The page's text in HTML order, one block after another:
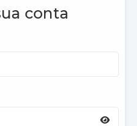
conta